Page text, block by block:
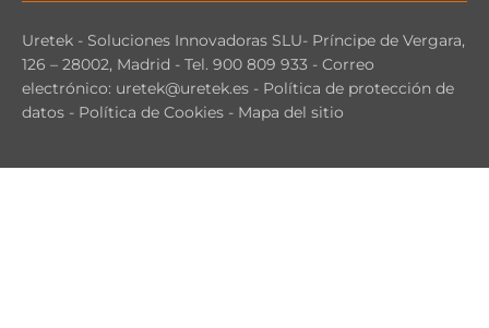
Uretek - Soluciones Innovadoras SLU- Príncipe de Vergara,
126 – 28002, Madrid - Tel. 900 809 933 - Correo
electrónico: uretek@uretek.es - Política de protección de
datos - Política de Cookies - Mapa del sitio